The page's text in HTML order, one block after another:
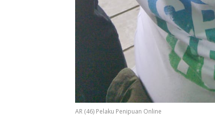
AR (46) Pelaku Penipuan Online